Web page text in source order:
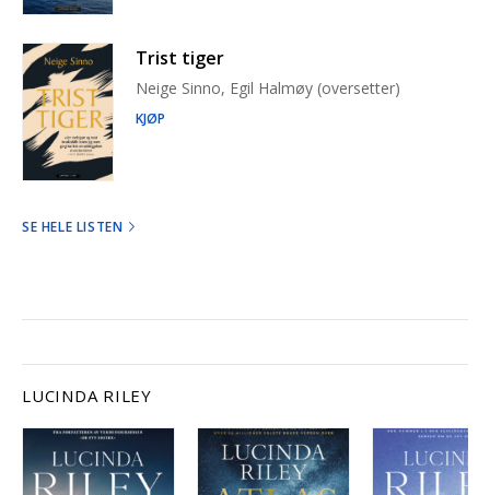
Trist tiger
Neige Sinno, Egil Halmøy (oversetter)
KJØP
SE HELE LISTEN
LUCINDA RILEY